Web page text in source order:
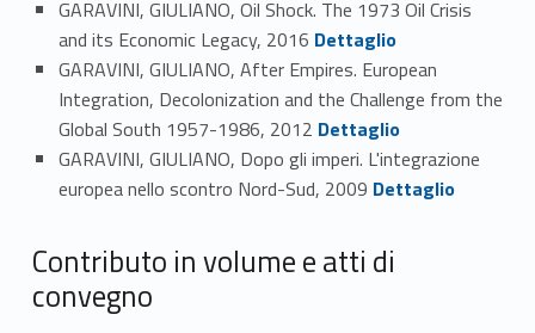
GARAVINI, GIULIANO, Oil Shock. The 1973 Oil Crisis
and its Economic Legacy, 2016 Link identifier #identifier_person_170085-31
Dettaglio
GARAVINI, GIULIANO, After Empires. European
Integration, Decolonization and the Challenge from the
Global South 1957-1986, 2012 Link identifier #identifier_person_39203-32
Dettaglio
GARAVINI, GIULIANO, Dopo gli imperi. L'integrazione
europea nello scontro Nord-Sud, 2009 Link identifier #identifier_person_132491-33
Dettaglio
Contributo in volume e atti di
convegno